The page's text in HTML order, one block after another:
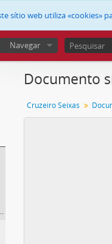
sítio web utiliza «cookies»
Navegar
Documento
Cruzeiro Seixas